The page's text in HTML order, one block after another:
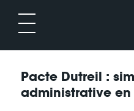
Pacte Dutreil :
administrative